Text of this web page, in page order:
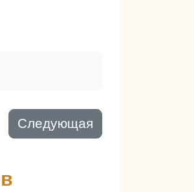
Следующая